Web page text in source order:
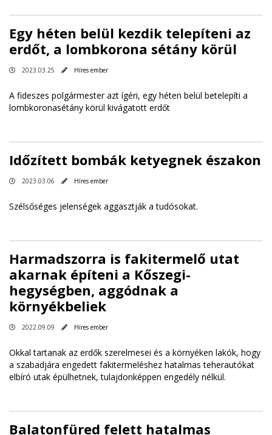
Egy héten belül kezdik telepíteni az
erdőt, a lombkorona sétány körül
2023.03.25 Híres ember
A fideszes polgármester azt ígéri, egy héten belül betelepíti a
lombkoronasétány körül kivágatott erdőt
Időzített bombák ketyegnek északon
2023.03.06 Híres ember
Szélsőséges jelenségek aggasztják a tudósokat.
Harmadszorra is fakitermelő utat
akarnak építeni a Kőszegi-
hegységben, aggódnak a
környékbeliek
2022.09.09 Híres ember
Okkal tartanak az erdők szerelmesei és a környéken lakók, hogy
a szabadjára engedett fakitermeléshez hatalmas teherautókat
elbíró utak épülhetnek, tulajdonképpen engedély nélkül.
Balatonfüred felett hatalmas